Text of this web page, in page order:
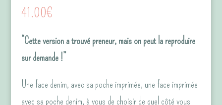
41.00€
“Cette version a trouvé preneur, mais on peut la reproduire
sur demande !”
Une face denim, avec sa poche imprimée, une face imprimée
avec sa poche denim, à vous de choisir de quel côté vous